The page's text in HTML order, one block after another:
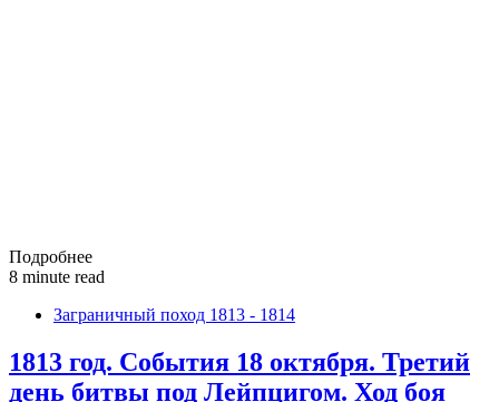
Подробнее
8 minute read
Заграничный поход 1813 - 1814
1813 год. События 18 октября. Третий
день битвы под Лейпцигом. Ход боя